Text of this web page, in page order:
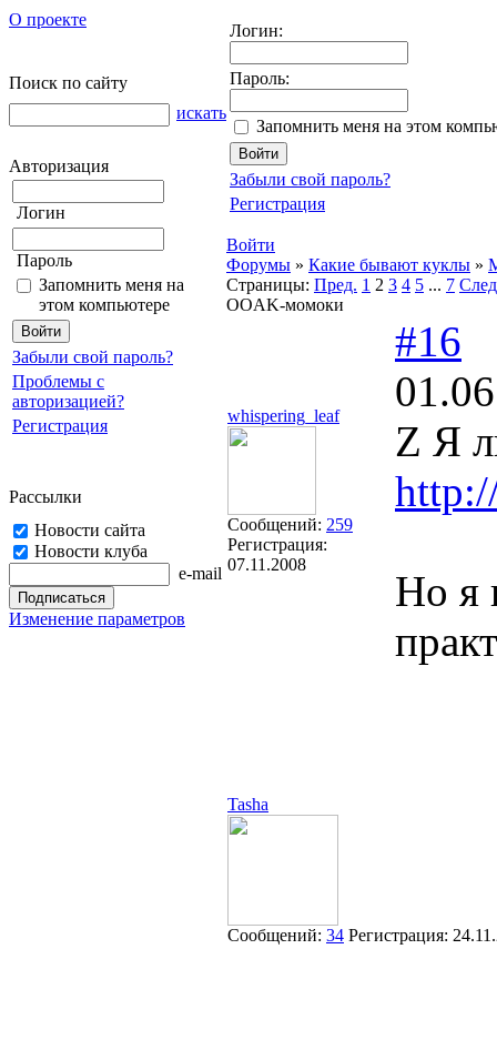
О проекте
Поиск по сайту
искать
Авторизация
Логин
Пароль
Запомнить меня на
этом компьютере
Забыли свой пароль?
Проблемы с
авторизацией?
Регистрация
Рассылки
Новости сайта
Новости клуба
e-mail
Изменение параметров
Логин:
Пароль:
Запомнить меня на этом
Забыли свой пароль?
Регистрация
Войти
Форумы » Какие бывают куклы »
Страницы: Пред. 1 2 3 4 5 ... 7
OOAK-момоки
whispering_leaf
Сообщений: 259
Регистрация:
07.11.2008
#16
Z Я
Но я
Tasha
Сообщений: 34 Регистрация: